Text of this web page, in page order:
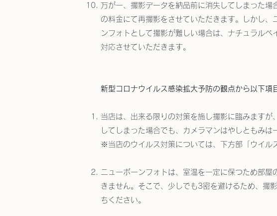
万が一、撮影データを納品前に消失してしまった
の料金にて再撮影をさせていただきます。しかし
ンフォトとして撮影が難しい場合は、ナチュラル
対応させていただきます。
新型コロナウイルス感染拡大予防の観点から以下項
当店は、出来る限りの対策を施し撮影に臨みます
してしまった場合でも、カメラマンはやしともみは
※当店のウイルス対策については、下方部「ウイル
ニューボーンフォトは、室温を一定に保つため部
きません。そこで、少しでも3密を避けるため、撮
ちください。